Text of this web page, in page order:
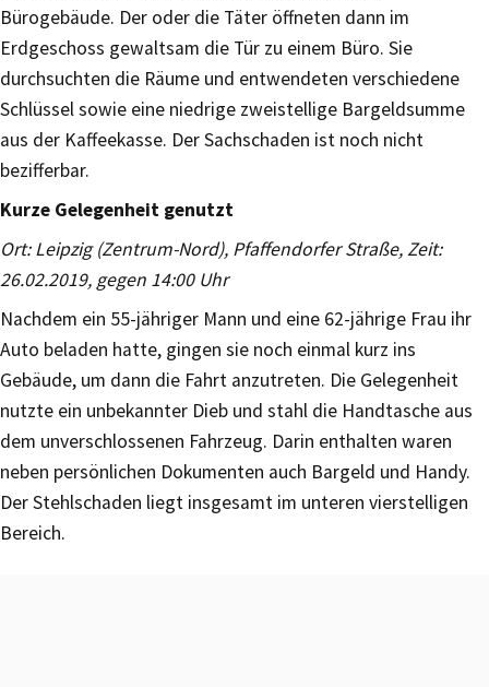
Bürogebäude. Der oder die Täter öffneten dann im
Erdgeschoss gewaltsam die Tür zu einem Büro. Sie
durchsuchten die Räume und entwendeten verschiedene
Schlüssel sowie eine niedrige zweistellige Bargeldsumme
aus der Kaffeekasse. Der Sachschaden ist noch nicht
bezifferbar.
Kurze Gelegenheit genutzt
Ort: Leipzig (Zentrum-Nord), Pfaffendorfer Straße, Zeit:
26.02.2019, gegen 14:00 Uhr
Nachdem ein 55-jähriger Mann und eine 62-jährige Frau ihr
Auto beladen hatte, gingen sie noch einmal kurz ins
Gebäude, um dann die Fahrt anzutreten. Die Gelegenheit
nutzte ein unbekannter Dieb und stahl die Handtasche aus
dem unverschlossenen Fahrzeug. Darin enthalten waren
neben persönlichen Dokumenten auch Bargeld und Handy.
Der Stehlschaden liegt insgesamt im unteren vierstelligen
Bereich.